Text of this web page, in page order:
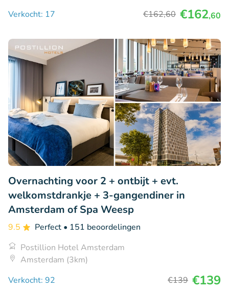
Verkocht: 17
€162,60 €162,60
Overnachting voor 2 + ontbijt + evt.
welkomstdrankje + 3-gangendiner in
Amsterdam of Spa Weesp
9.5 Perfect • 151 beoordelingen
Postillion Hotel Amsterdam
Amsterdam (3km)
Verkocht: 92
€139 €139